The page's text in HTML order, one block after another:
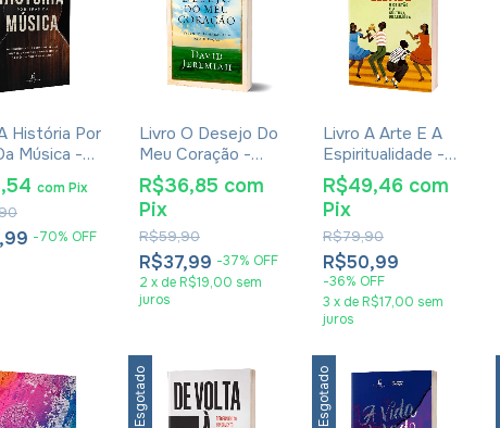
História Por
Música -
-70% OFF
comPix
Livro O Desejo Do
Meu Coração -
David Jeremiah
R$37,99 -37% OFF
R$59,90
R$36,85 com
Pix
2 x de R$19,00 sem
juros
Livro A Arte E A
Espiritualidade -
Rodolfo Amorim
R$50,99
-36% OFF
R$79,90
R$49,46 com
Pix
3 x de R$17,00 sem
juros
Esgotado Esgotado